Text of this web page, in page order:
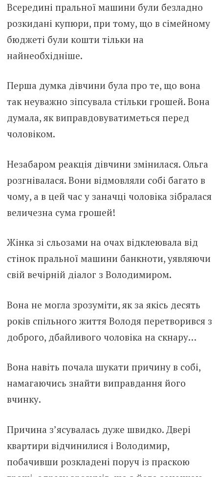
Всередині пральної машини були безладно
розкидані купюри, при тому, що в сімейному
бюджеті були кошти тільки на
найнеобхідніше.
Перша думка дівчини була про те, що вона
так неуважно зіпсувала стільки грошей. Вона
думала, як виправдовуватиметься перед
чоловіком.
Незабаром реакція дівчини змінилася. Ольга
розгнівалася. Вони відмовляли собі багато в
чому, а в цей час у заначці чоловіка зібралася
величезна сума грошей!
Жінка зі сльозами на очах відклеювала від
стінок пральної машини банкноти, уявляючи
свій вечірній діалог з Володимиром.
Вона не могла зрозуміти, як за якісь десять
років спільного життя Володя перетворився з
доброго, дбайливого чоловіка на скнару…
Вона навіть почала шукати причину в собі,
намагаючись знайти виправдання його
вчинку.
Причина з’ясувалась дуже швидко. Двері
квартири відчинилися і Володимир,
побачивши розкладені поруч із праскою